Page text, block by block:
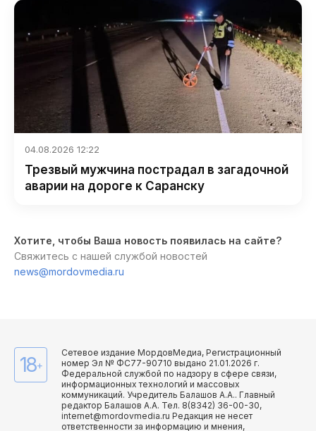
04.08.2026 12:22
Трезвый мужчина пострадал в загадочной
аварии на дороге к Саранску
Хотите, чтобы Ваша новость появилась на сайте?
Свяжитесь с нашей службой новостей
news@mordovmedia.ru
18+
Сетевое издание МордовМедиа, Регистрационный
номер Эл № ФС77-90710 выдано 21.01.2026 г.
Федеральной службой по надзору в сфере связи,
информационных технологий и массовых
коммуникаций. Учредитель Балашов А.А.. Главный
редактор Балашов А.А. Тел. 8(8342) 36-00-30,
internet@mordovmedia.ru Редакция не несет
ответственности за информацию и мнения,